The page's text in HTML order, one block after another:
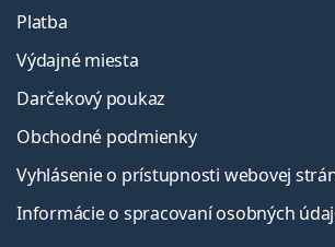
Platba
Výdajné miesta
Darčekový poukaz
Obchodné podmienky
Vyhlásenie o prístupnosti webovej
Informácie o spracovaní osobných